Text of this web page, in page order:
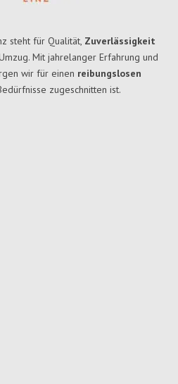
steht für Qualität, Zuverlässigkeit
Mit jahrelanger Erfahrung und
wir für einen reibungslosen
zugeschnitten ist.